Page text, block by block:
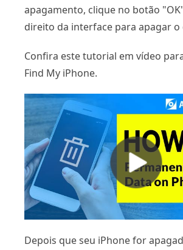
apagamento, clique no botão
direito da interface para apagar o
Confira este tutorial em vídeo
Find My iPhone.
Depois que seu iPhone for